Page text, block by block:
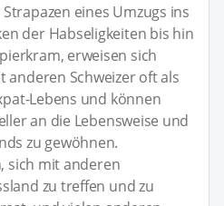
eines Umzugs ins
der Habseligkeiten bis hin
erweisen sich
anderen Schweizer oft als
Lebens und können
an die Lebensweise und
zu gewöhnen.
sich mit anderen
zu treffen und zu